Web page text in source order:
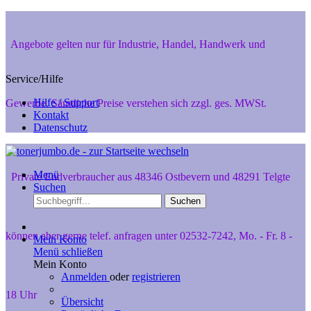
Angebote gelten nur für Industrie, Handel, Handwerk und
Gewerbe. Sämtliche Preise verstehen sich zzgl. ges. MWSt.
Private Endverbraucher aus 48346 Ostbevern und 48291 Telgte
können aber gerne telef. anfragen unter 02532-7242, Mo. - Fr. 8 -
18 Uhr
Service/Hilfe
Hilfe / Support
Kontakt
Datenschutz
Menü
Suchen
Suchen
Mein Konto
Menü schließen
Mein Konto
Anmelden oderregistrieren
Übersicht